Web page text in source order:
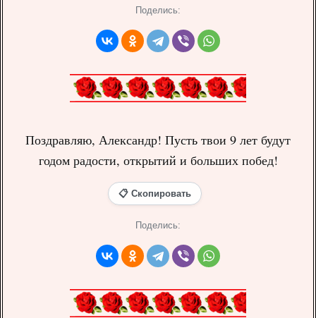
Поделись:
Поздравляю, Александр! Пусть твои 9 лет будут
годом радости, открытий и больших побед!
📋 Скопировать
Поделись: